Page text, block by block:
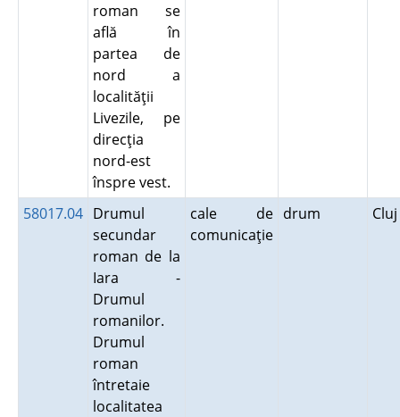
roman se
află în
partea de
nord a
localităţii
Livezile, pe
direcţia
nord-est
înspre vest.
58017.04 Drumul
secundar
roman de la
Iara -
Drumul
romanilor.
Drumul
roman
întretaie
localitatea
cale de
comunicaţie
drum